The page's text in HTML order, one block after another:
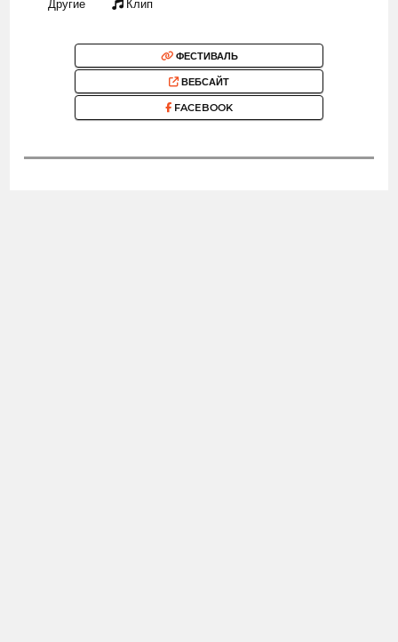
Другие
Клип
ФЕСТИВАЛЬ
ВЕБСАЙТ
FACEBOOK